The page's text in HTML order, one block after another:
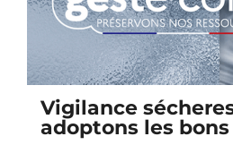
Vigilance
adoptons les